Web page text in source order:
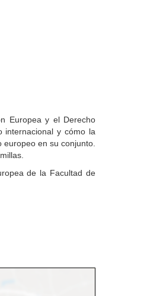
Europea y el Derecho
internacional y cómo la
en su conjunto.
de la Facultad de